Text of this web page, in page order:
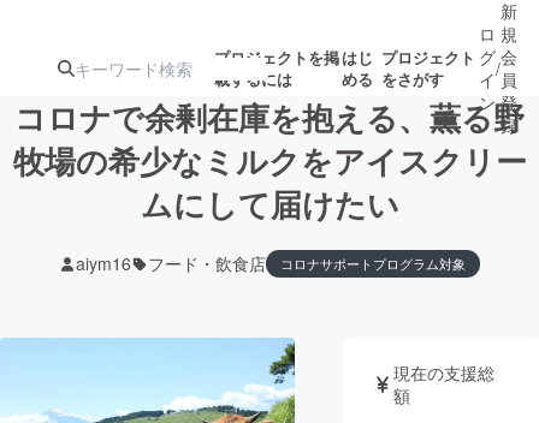
プロジェクトを掲
載するには
はじ
める
プロジェクト
をさがす
注目のリ 注目の新着プロ募集終了が近いプ
ロジェクト
テクノロジー・ガジェット ゲーム・サ
ロ
グ
イ
ン
/
新
規
会
員
登
録
コロナで余剰在庫を抱える、薫る野
牧場の希少なミルクをアイスクリー
ムにして届けたい
aiym16 フード・飲食店 コロナサポートプログラム対象
現在の支援総
額